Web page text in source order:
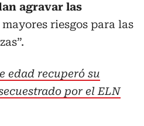
agravar las
riesgos para las
edad recuperó su
por el ELN